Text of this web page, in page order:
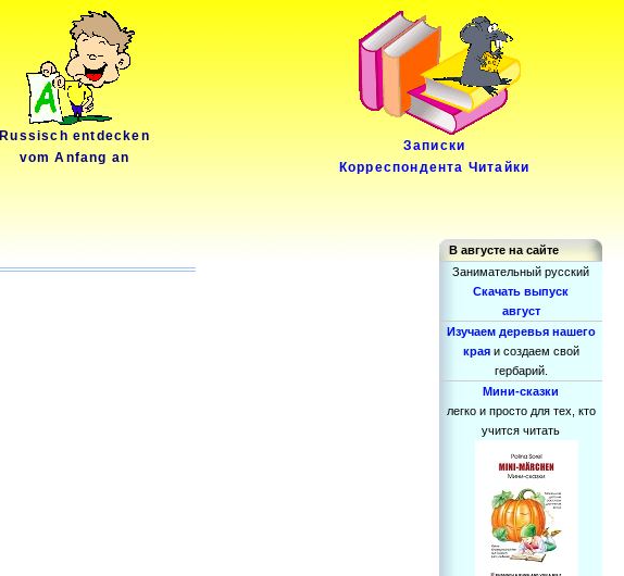
Russisch entdecken
vom Anfang an
Записки
Корреспондента Читайки
В августе на сайте
Занимательный русский
Скачать выпуск
август
Изучаем деревья нашего
краяи создаем свой
гербарий.
Мини-сказки
легко и просто для тех, кто
учится читать